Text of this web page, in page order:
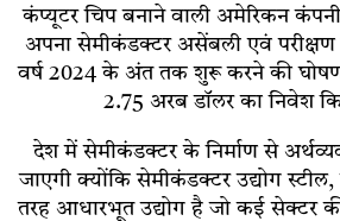
कंप्यूटर चिप बनाने वाली अमेरिकन
अपना सेमीकंडक्टर असेंबली एवं परीक्षण
वर्ष 2024 के अंत तक शुरू करने की
2.75 अरब डॉलर का निवेश
देश में सेमीकंडक्टर के निर्माण से
जाएगी क्योंकि सेमीकंडक्टर उद्योग
तरह आधारभूत उद्योग है जो कई सेक्टर